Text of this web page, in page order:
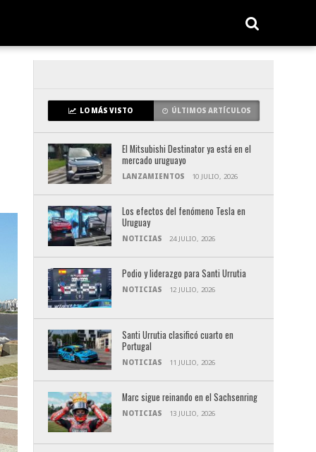
LO MÁS VISTO ÚLTIMOS ARTÍCULOS
El Mitsubishi Destinator ya está en el
mercado uruguayo
LANZAMIENTOS 10 JULIO, 2026
Los efectos del fenómeno Tesla en
Uruguay
NOTICIAS 24 JULIO, 2026
Podio y liderazgo para Santi Urrutia
NOTICIAS 12 JULIO, 2026
Santi Urrutia clasificó cuarto en
Portugal
NOTICIAS 11 JULIO, 2026
Marc sigue reinando en el Sachsenring
NOTICIAS 13 JULIO, 2026